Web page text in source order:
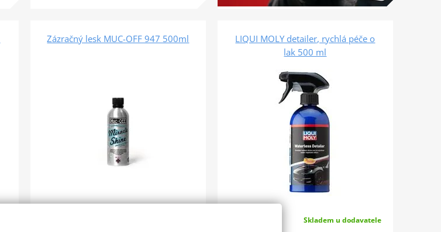
Zázračný lesk MUC-OFF 947 500ml
LIQUI MOLY detailer, rychlá péče o
lak 500 ml
Skladem u dodavatele